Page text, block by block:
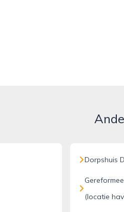
Dorpshuis
(locatie